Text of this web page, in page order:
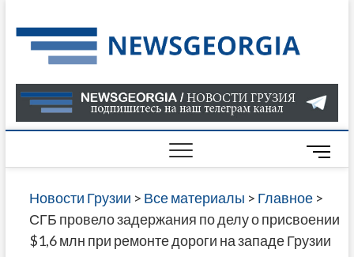
to
content
О
В
ГРУЗИИ
САЙТЕ
M
e
n
u
B
Новости Грузии > Все материалы > Главное>
СГБ провело задержания по делу о присвоении
$1,6 млн при ремонте дороги на западе Грузии